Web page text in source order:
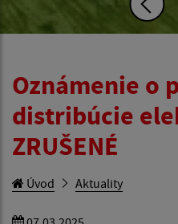
Oznámenie o
distribúcie
ZRUŠENÉ
Úvod Aktuality